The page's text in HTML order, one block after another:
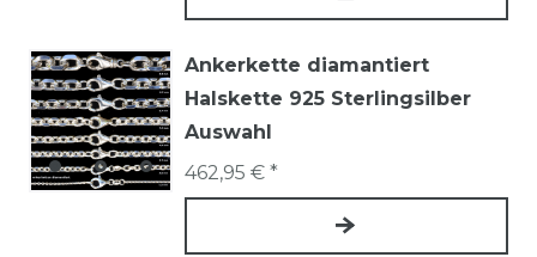
Ankerkette diamantiert
Halskette 925 Sterlingsilber
Auswahl
462,95 € *